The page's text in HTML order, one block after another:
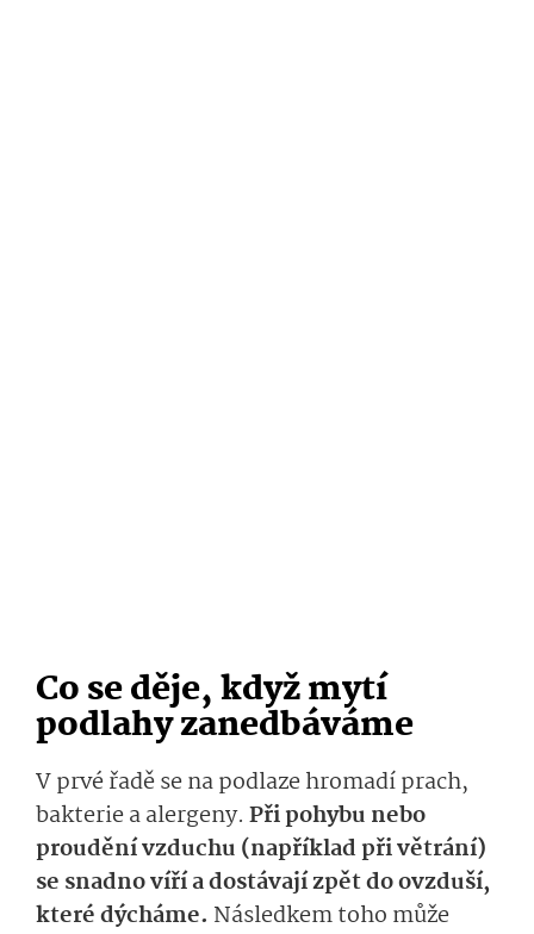
Co se děje, když mytí
podlahy zanedbáváme
V prvé řadě se na podlaze hromadí prach,
bakterie a alergeny. Při pohybu nebo
proudění vzduchu (například při větrání)
se snadno víří a dostávají zpět do ovzduší,
které dýcháme. Následkem toho může